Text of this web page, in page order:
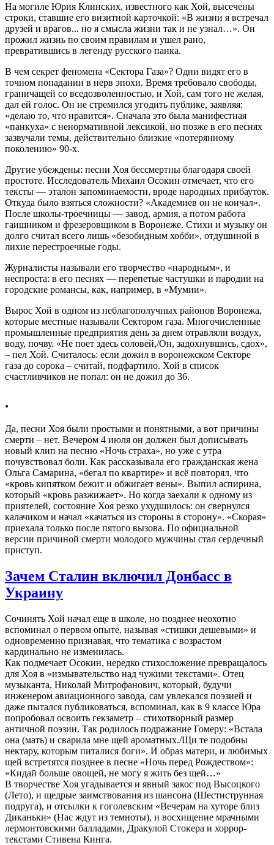
На могиле Юрия Клинских, известного как Хой, высечены
строки, ставшие его визитной карточкой: «В жизни я встречал
друзей и врагов... но я смысла жизни так и не узнал…». Он
прожил жизнь по своим правилам и ушел рано,
превратившись в легенду русского панка.
В чем секрет феномена «Сектора Газа»? Одни видят его в
точном попадании в нерв эпохи. Время требовало свободы,
граничащей со вседозволенностью, и Хой, сам того не желая,
дал ей голос. Он не стремился угодить публике, заявляя:
«делаю то, что нравится». Сначала это была манифестная
«панкуха» с ненормативной лексикой, но позже в его песнях
зазвучали темы, действительно близкие «потерянному
поколению» 90-х.
Другие убеждены: песни Хоя бессмертны благодаря своей
простоте. Исследователь Михаил Осокин отмечает, что его
тексты — эталон запоминаемости, вроде народных прибауток.
Откуда было взяться сложности? «Академиев он не кончал».
После школы-троечницы — завод, армия, а потом работа
гаишником и фрезеровщиком в Воронеже. Стихи и музыку он
долго считал всего лишь «безобидным хобби», отдушиной в
лихие перестроечные годы.
Журналисты называли его творчество «народным», и
неспроста: в его песнях — перепетые частушки и пародии на
городские романсы, как, например, в «Мумии».
Вырос Хой в одном из неблагополучных районов Воронежа,
которые местные называли Сектором газа. Многочисленные
промышленные предприятия день за днем отравляли воздух,
воду, почву. «Не поет здесь соловей,/Он, задохнувшись, сдох»,
– пел Хой. Считалось: если дожил в воронежском Секторе
газа до сорока – считай, подфартило. Хой в список
счастливчиков не попал: он не дожил до 36.
.
Да, песни Хоя были простыми и понятными, а вот причины
смерти – нет. Вечером 4 июля он должен был дописывать
новый клип на песню «Ночь страха», но уже с утра
почувствовал боли. Как рассказывала его гражданская жена
Ольга Самарина, «бегал по квартире» и всё повторял, что
«кровь кипятком бежит и обжигает вены». Выпил аспирина,
который «кровь разжижает». Но когда заехали к одному из
приятелей, состояние Хоя резко ухудшилось: он свернулся
калачиком и начал «качаться из стороны в сторону». «Скорая»
приехала только после пятого вызова. По официальной
версии причиной смерти молодого мужчины стал сердечный
приступ.
Зачем Сталин включил Донбасс в
Украину
Сочинять Хой начал еще в школе, но позднее неохотно
вспоминал о первом опыте, называя «стишки дешевыми» и
одновременно признавая, что тематика с возрастом
кардинально не изменилась.
Как подмечает Осокин, нередко стихосложение превращалось
для Хоя в «измывательство над чужими текстами». Отец
музыканта, Николай Митрофанович, который, будучи
инженером авиационного завода, сам увлекался поэзией и
даже пытался публиковаться, вспоминал, как в 9 классе Юра
попробовал освоить гекзаметр – стихотворный размер
античной поэзии. Так родилось подражание Гомеру: «Встала
она (мать) и сварила мне щей ароматных./Щи те подобны
нектару, которым питалися боги». И образ матери, и любимых
щей встретятся позднее в песне «Ночь перед Рождеством»:
«Кидай больше овощей, не могу я жить без щей…»
В творчестве Хоя угадывается и явный закос под Высоцкого
(Лето), и щедрые заимствования из шансона (Шестиструнная
подруга), и отсылки к гоголевским «Вечерам на хуторе близ
Диканьки» (Нас ждут из темноты), и восхищение мрачными
лермонтовскими балладами, Дракулой Стокера и хоррор-
текстами Стивена Кинга.